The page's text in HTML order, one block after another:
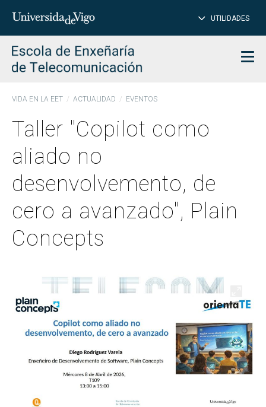
Insertar
para
buscar
UTILIDADES
VIDA EN LA EET ACTUALIDAD EVENTOS
Taller "Copilot como
aliado no
desenvolvemento, de
cero a avanzado", Plain
Concepts